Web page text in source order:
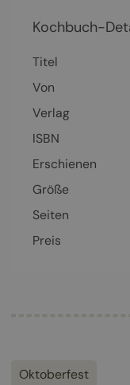
Kochbuch-
Titel
Von
Verlag
ISBN
Erschienen
Größe
Seiten
Preis
Oktoberfest